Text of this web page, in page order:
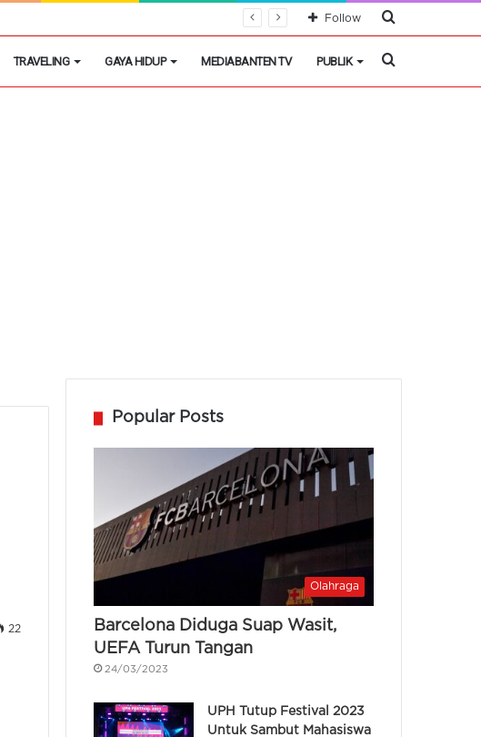
Cari
Follow
TRAVELING GAYA HIDUP MEDIABANTEN TV PUBLIK Cari
22
Popular Posts
Olahraga
Barcelona Diduga Suap Wasit,
UEFA Turun Tangan
24/03/2023
UPH Tutup Festival 2023
Untuk Sambut Mahasiswa